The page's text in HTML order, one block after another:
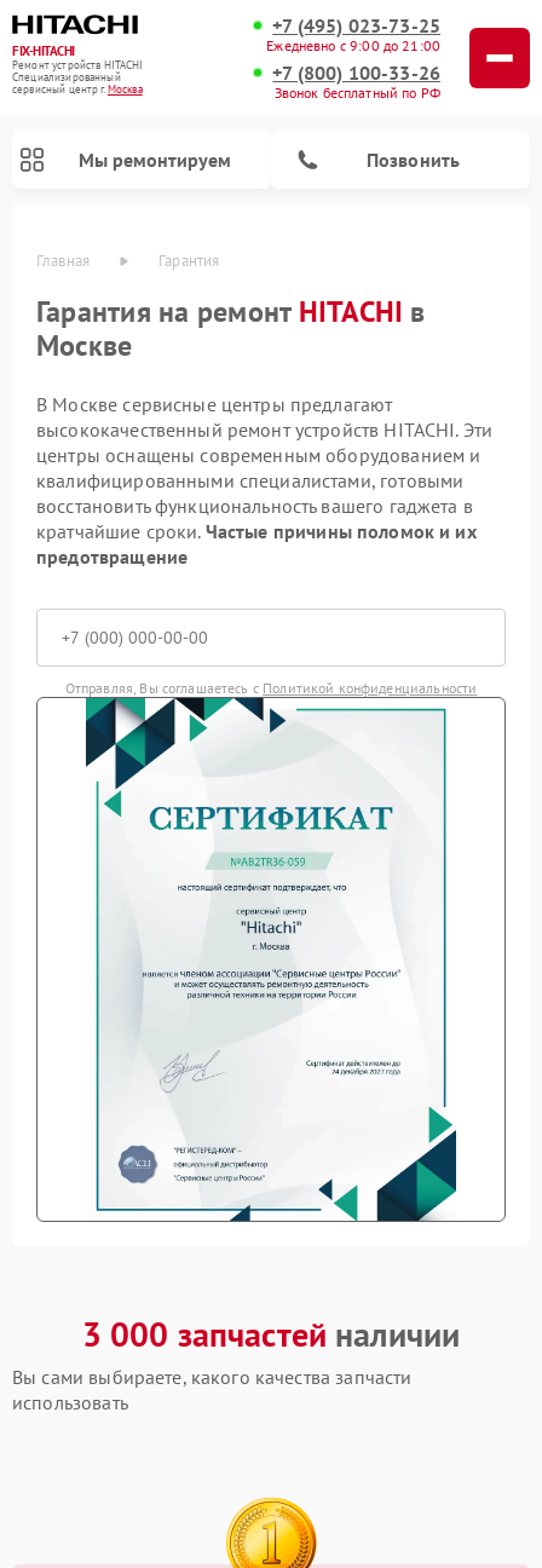
FIX-HITACHI
Ремонт устройств HITACHI
Специализированный
cервисный центр г.Москва
+7 (495) 023-73-25
Ежедневно с 9:00 до 21:00
+7 (800) 100-33-26
Звонок бесплатный по РФ
Мы ремонтируем Позвонить
Главная Гарантия
Гарантия на ремонт HITACHI в
Москве
В Москве сервисные центры предлагают
высококачественный ремонт устройств HITACHI. Эти
центры оснащены современным оборудованием и
квалифицированными специалистами, готовыми
восстановить функциональность вашего гаджета в
кратчайшие сроки. Частые причины поломок и их
предотвращение
Отправляя, Вы соглашаетесь с Политикой конфиденциальности
3 000 запчастей наличии
Вы сами выбираете, какого качества запчасти
использовать